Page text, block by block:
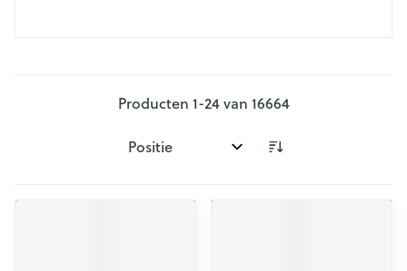
Producten 1-24van 16664
Sorteer op: